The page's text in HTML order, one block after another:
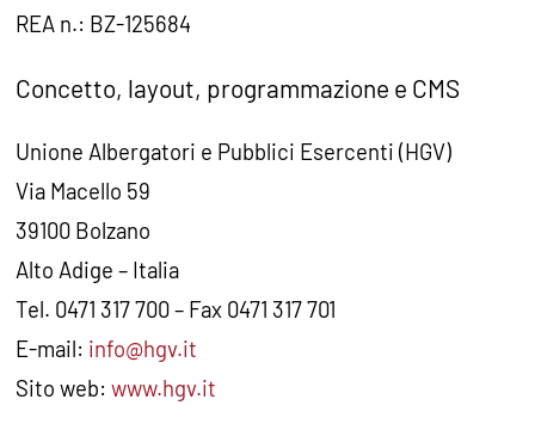
REA n.: BZ-125684
Concetto, layout, programmazione e CMS
Unione Albergatori e Pubblici Esercenti (HGV)
Via Macello 59
39100 Bolzano
Alto Adige – Italia
Tel. 0471 317 700 – Fax 0471 317 701
E-mail: info@hgv.it
Sito web: www.hgv.it